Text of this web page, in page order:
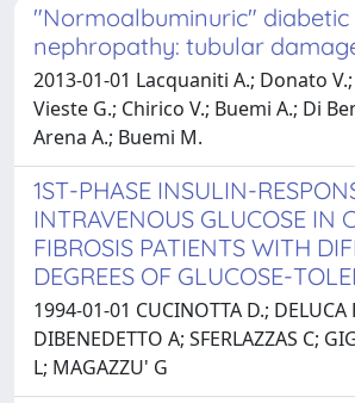
"Normoalbuminuric" diabetic
nephropathy: tubular
2013-01-01 Lacquaniti A.; Donato
Vieste G.; Chirico V.; Buemi A.; Di
Arena A.; Buemi M.
1ST-PHASE INSULIN-
INTRAVENOUS GLUCOSE IN
FIBROSIS PATIENTS WITH
DEGREES OF GLUCOSE-
1994-01-01 CUCINOTTA D.; DELUCA
DIBENEDETTO A; SFERLAZZAS C;
L; MAGAZZU' G